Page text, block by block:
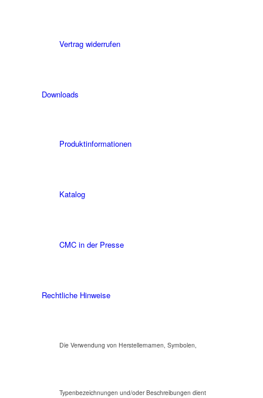
Vertrag widerrufen
Downloads
Produktinformationen
Katalog
CMC in der Presse
Rechtliche Hinweise
Die Verwendung von Herstellernamen, Symbolen,
Typenbezeichnungen und/oder Beschreibungen dient